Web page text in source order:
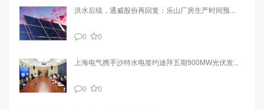
洪水后续，通威股份再回复：乐山厂房生产时间预...
0 0
上海电气携手沙特水电签约迪拜五期900MW光伏发...
0 0